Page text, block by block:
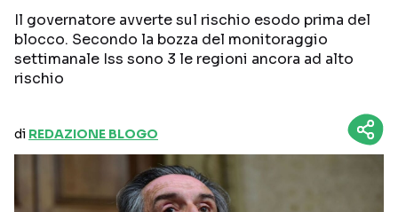
Il governatore avverte sul rischio esodo prima del
blocco. Secondo la bozza del monitoraggio
settimanale Iss sono 3 le regioni ancora ad alto
rischio
di REDAZIONE BLOGO